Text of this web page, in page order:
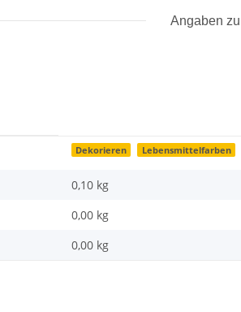
Angaben
Dekorieren Lebensmittelfarben
0,10 kg
0,00 kg
0,00 kg